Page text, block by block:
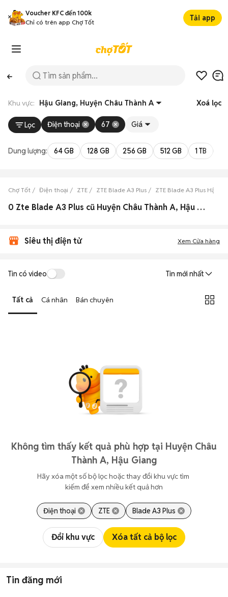
Voucher KFC đến 100k
Chỉ có trên app Chợ Tốt
Tải app
Khu vực: Hậu Giang, Huyện Châu Thành A Xoá lọc
Lọc Điện thoại 67 Giá
Dung lượng: 64 GB 128 GB 256 GB 512 GB 1 TB
Chợ Tốt Điện thoại ZTE ZTE Blade A3 Plus ZTE Blade A3 Plus Hậu
0 Zte Blade A3 Plus cũ Huyện Châu Thành A, Hậu Giang đẹp
Siêu thị điện tử Xem Cửa hàng
Tin có video Tin mới nhất
Tất cả Cá nhân Bán chuyên
Không tìm thấy kết quả phù hợp tại Huyện Châu
Thành A, Hậu Giang
Hãy xóa một số bộ lọc hoặc thay đổi khu vực tìm
kiếm để xem nhiều kết quả hơn
Điện thoại ZTE Blade A3 Plus
Đổi khu vực Xóa tất cả bộ lọc
Tin đăng mới